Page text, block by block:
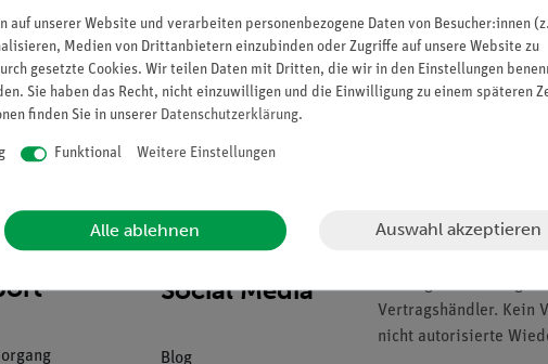
Sie können bis zu
460 Punkte sammeln!
&
Social Media
Blog
Unser Angebot
Vertragshändler. Kein
nicht autorisierte
auf unserer Website und verarbeiten personenbezogene Daten von Besucher:innen
Medien von Drittanbietern einzubinden oder Zugriffe auf unsere Website zu
gesetzte Cookies. Wir teilen Daten mit Dritten, die wir in den Einstellungen
Sie haben das Recht, nicht einzuwilligen und die Einwilligung zu einem späteren
finden Sie in unserer Daten­schutz­erklärung.
Funktional Weitere Einstellungen
Alle ablehnen Auswahl akzeptieren